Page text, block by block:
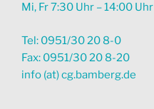
Mi, Fr 7:30 Uhr – 14:00 Uhr
Tel: 0951/30 20 8-0
Fax: 0951/30 20 8-20
info (at) cg.bamberg.de